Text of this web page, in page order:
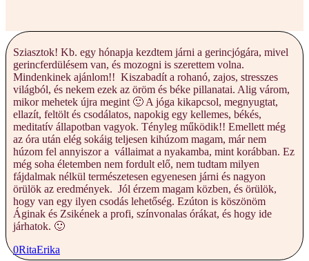
Sziasztok! Kb. egy hónapja kezdtem járni a gerincjógára, mivel
gerincferdülésem van, és mozogni is szerettem volna.
Mindenkinek ajánlom!! Kiszabadít a rohanó, zajos, stresszes
világból, és nekem ezek az öröm és béke pillanatai. Alig várom,
mikor mehetek újra megint 🙂 A jóga kikapcsol, megnyugtat,
ellazít, feltölt és csodálatos, napokig egy kellemes, békés,
meditatív állapotban vagyok. Tényleg működik!! Emellett még
az óra után elég sokáig teljesen kihúzom magam, már nem
húzom fel annyiszor a vállaimat a nyakamba, mint korábban. Ez
még soha életemben nem fordult elő, nem tudtam milyen
fájdalmak nélkül természetesen egyenesen járni és nagyon
örülök az eredmények. Jól érzem magam közben, és örülök,
hogy van egy ilyen csodás lehetőség. Ezúton is köszönöm
Áginak és Zsikének a profi, színvonalas órákat, és hogy ide
járhatok. 🙂
0RitaErika